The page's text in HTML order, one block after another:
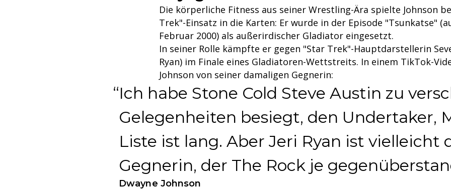
Die körperliche Fitness aus seiner Wrestling-Ära spielte Johnson
Trek"-Einsatz in die Karten: Er wurde in der Episode "Tsunkatse"
Februar 2000) als außerirdischer Gladiator eingesetzt.
In seiner Rolle kämpfte er gegen "Star Trek"-Hauptdarstellerin
Ryan) im Finale eines Gladiatoren-Wettstreits. In einem TikTok-
Johnson von seiner damaligen Gegnerin:
Ich habe Stone Cold Steve Austin zu
Gelegenheiten besiegt, den Undertaker,
Liste ist lang. Aber Jeri Ryan ist vielleicht
Gegnerin, der The Rock je
Dwayne Johnson